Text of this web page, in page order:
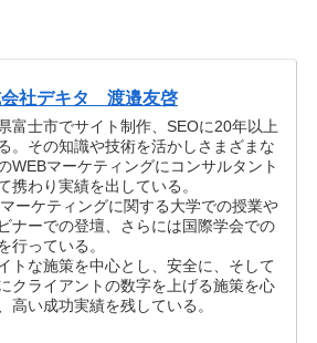
社デキタ 渡邉友啓
富士市でサイト制作、SEOに20年以上
。その知識や技術を活かしさまざまな
WEBマーケティングにコンサルタント
携わり実績を出している。
ーケティングに関する大学での授業や
ナーでの登壇、さらには国際学会での
行っている。
トな施策を中心とし、安全に、そして
クライアントの数字を上げる施策を心
高い成功実績を残している。